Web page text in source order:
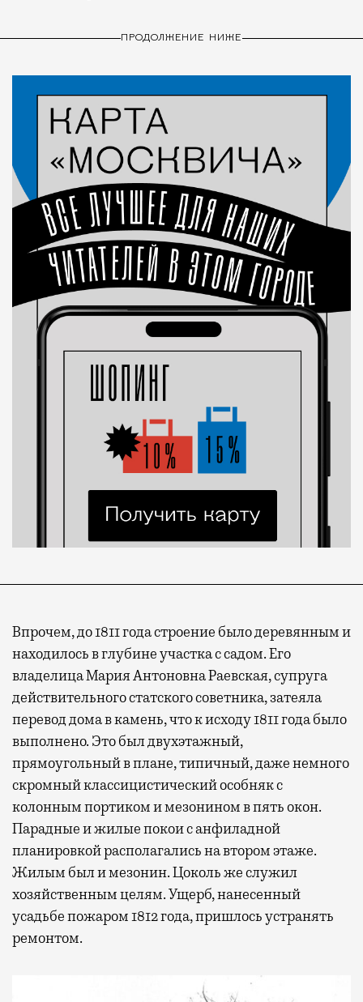
Современный путешественник часто берет
с собой не только чемодан, но и ноутбук.
А ожидание рейса все чаще превращается
не в потерянное время, а в возможность
спокойно закончить дела или спланировать
активности в путешествии, например
забронировать нужные билеты и рестораны.
Бизнес-зал становится местом, где можно
выпить кофе, наблюдая сквозь панорамные
ПРОДОЛЖЕНИЕ НИЖЕ
Впрочем, до 1811 года строение было деревянным и
находилось в глубине участка с садом. Его
владелица Мария Антоновна Раевская, супруга
действительного статского советника, затеяла
перевод дома в камень, что к исходу 1811 года было
выполнено. Это был двухэтажный,
прямоугольный в плане, типичный, даже немного
скромный классицистический особняк с
колонным портиком и мезонином в пять окон.
Парадные и жилые покои с анфиладной
планировкой располагались на втором этаже.
Жилым был и мезонин. Цоколь же служил
хозяйственным целям. Ущерб, нанесенный
усадьбе пожаром 1812 года, пришлось устранять
ремонтом.